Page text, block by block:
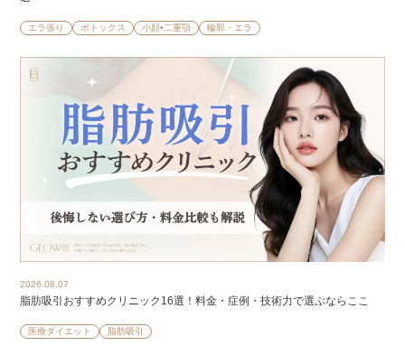
エラ張り ボトックス 小顔•二重顎 輪郭・エラ
2026.08.07
脂肪吸引おすすめクリニック16選！料金・症例・技術力で選ぶならここ
医療ダイエット 脂肪吸引